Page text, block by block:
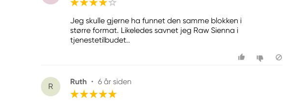
Jeg skulle gjerne ha funnet den samme blokken i
større format. Likeledes savnet jeg Raw Sienna i
tjenestetilbudet..
R
Ruth • 6 år siden